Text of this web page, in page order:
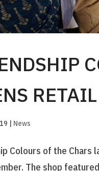
| News
Colours of the Chars
The shop